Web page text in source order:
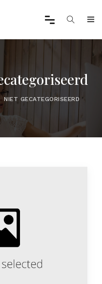
NIET GECATEGORISEERD